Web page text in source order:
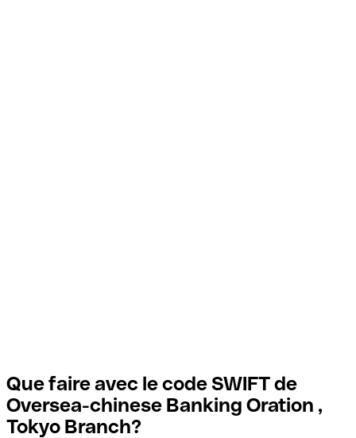
Que faire avec le code SWIFT de
Oversea-chinese Banking Oration ,
Tokyo Branch?